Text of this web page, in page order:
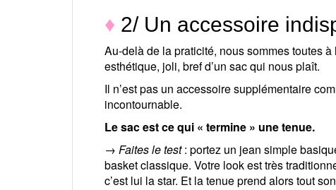
♦ 2/ Un accessoire
Au-delà de la praticité, nous sommes toutes
esthétique, joli, bref d’un sac qui nous plaît.
Il n’est pas un accessoire supplémentaire
incontournable.
Le sac est ce qui « termine » une tenue.
→ Faites le test: portez un jean simple
basket classique. Votre look est très
c’est lui la star. Et la tenue prend alors tout